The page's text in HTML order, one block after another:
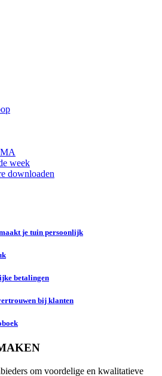
week
downloaden
je tuin persoonlijk
betalingen
bij klanten
om voordelige en kwalitatieve